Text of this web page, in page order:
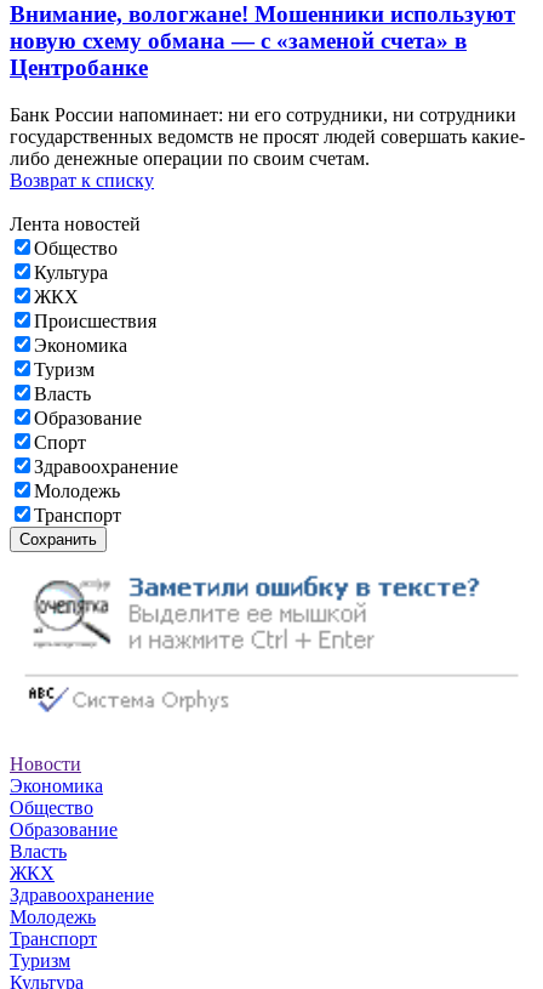
Внимание, вологжане! Мошенники используют
новую схему обмана — с «заменой счета» в
Центробанке
Банк России напоминает: ни его сотрудники, ни сотрудники
государственных ведомств не просят людей совершать какие-
либо денежные операции по своим счетам.
Возврат к списку
Лента новостей
Общество
Культура
ЖКХ
Происшествия
Экономика
Туризм
Власть
Образование
Спорт
Здравоохранение
Молодежь
Транспорт
Сохранить
Новости
Экономика
Общество
Образование
Власть
ЖКХ
Здравоохранение
Молодежь
Транспорт
Туризм
Культура